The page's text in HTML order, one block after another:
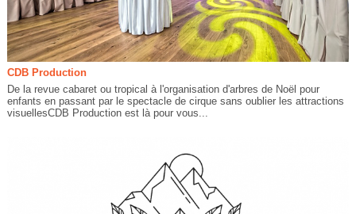
CDB Production
De la revue cabaret ou tropical à l'organisation d'arbres de Noël pour
enfants en passant par le spectacle de cirque sans oublier les attractions
visuellesCDB Production est là pour vous...